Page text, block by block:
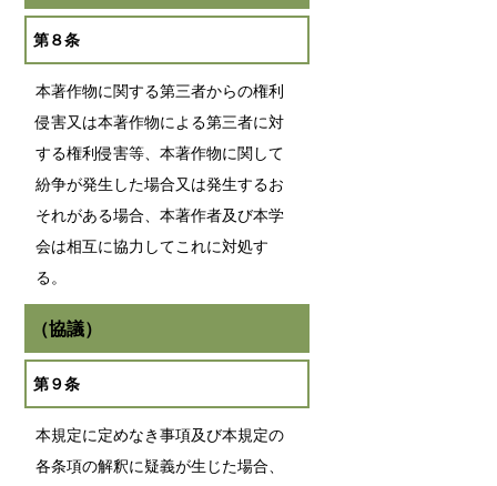
第８条
本著作物に関する第三者からの権利
侵害又は本著作物による第三者に対
する権利侵害等、本著作物に関して
紛争が発生した場合又は発生するお
それがある場合、本著作者及び本学
会は相互に協力してこれに対処す
る。
（協議）
第９条
本規定に定めなき事項及び本規定の
各条項の解釈に疑義が生じた場合、